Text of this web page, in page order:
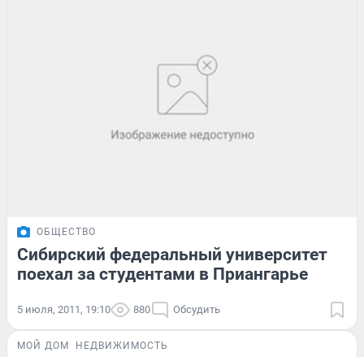
ОБЩЕСТВО
Сибирский федеральный университет
поехал за студентами в Приангарье
5 июля, 2011, 19:10 880 Обсудить
МОЙ ДОМ НЕДВИЖИМОСТЬ